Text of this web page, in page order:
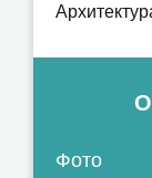
Фото